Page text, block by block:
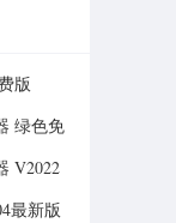
版
绿色免
V2022
最新版